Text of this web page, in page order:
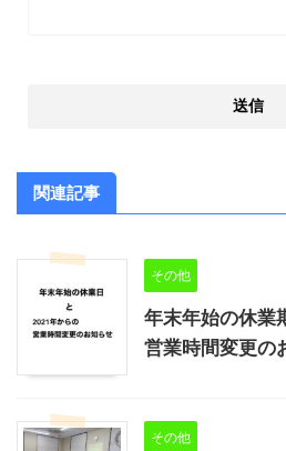
関連記事
その他
年末年始の休業
営業時間変更の
その他